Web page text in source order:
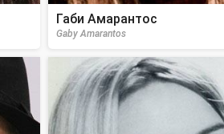
Габи Амарантос
Gaby Amarantos